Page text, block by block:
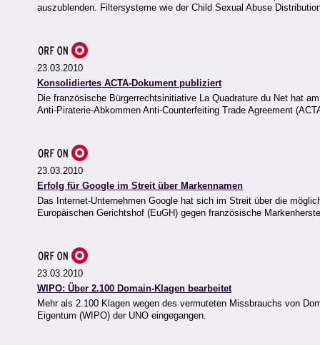
auszublenden. Filtersysteme wie der Child Sexual Abuse
23.03.2010
Konsolidiertes ACTA-Dokument publiziert
Die französische Bürgerrechtsinitiative La Quadrature du Net hat
Anti-Piraterie-Abkommen Anti-Counterfeiting Trade Agreement
23.03.2010
Erfolg für Google im Streit über Markennamen
Das Internet-Unternehmen Google hat sich im Streit über die
Europäischen Gerichtshof (EuGH) gegen französische
23.03.2010
WIPO: Über 2.100 Domain-Klagen bearbeitet
Mehr als 2.100 Klagen wegen des vermuteten Missbrauchs von
Eigentum (WIPO) der UNO eingegangen.